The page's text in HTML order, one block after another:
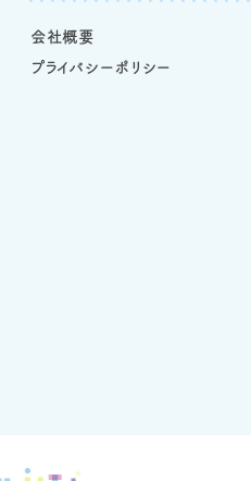
会社概要
プライバシーポリシー